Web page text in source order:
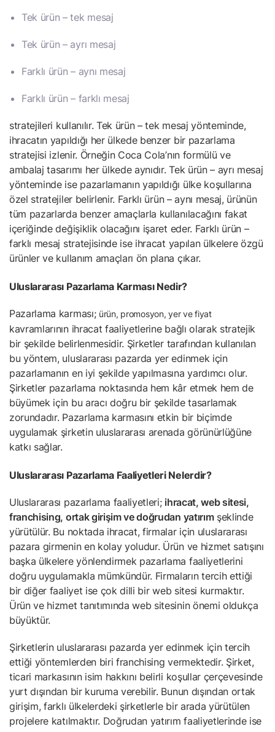
Tek ürün – tek mesaj
Tek ürün – ayrı mesaj
Farklı ürün – aynı mesaj
Farklı ürün – farklı mesaj
stratejileri kullanılır. Tek ürün – tek mesaj yönteminde,
ihracatın yapıldığı her ülkede benzer bir pazarlama
stratejisi izlenir. Örneğin Coca Cola’nın formülü ve
ambalaj tasarımı her ülkede aynıdır. Tek ürün – ayrı mesaj
yönteminde ise pazarlamanın yapıldığı ülke koşullarına
özel stratejiler belirlenir. Farklı ürün – aynı mesaj, ürünün
tüm pazarlarda benzer amaçlarla kullanılacağını fakat
içeriğinde değişiklik olacağını işaret eder. Farklı ürün –
farklı mesaj stratejisinde ise ihracat yapılan ülkelere özgü
ürünler ve kullanım amaçları ön plana çıkar.
Uluslararası Pazarlama Karması Nedir?
Pazarlama karması; ürün, promosyon, yer ve fiyat
kavramlarının ihracat faaliyetlerine bağlı olarak stratejik
bir şekilde belirlenmesidir. Şirketler tarafından kullanılan
bu yöntem, uluslararası pazarda yer edinmek için
pazarlamanın en iyi şekilde yapılmasına yardımcı olur.
Şirketler pazarlama noktasında hem kâr etmek hem de
büyümek için bu aracı doğru bir şekilde tasarlamak
zorundadır. Pazarlama karmasını etkin bir biçimde
uygulamak şirketin uluslararası arenada görünürlüğüne
katkı sağlar.
Uluslararası Pazarlama Faaliyetleri Nelerdir?
Uluslararası pazarlama faaliyetleri; ihracat, web sitesi,
franchising, ortak girişim ve doğrudan yatırımşeklinde
yürütülür. Bu noktada ihracat, firmalar için uluslararası
pazara girmenin en kolay yoludur. Ürün ve hizmet satışını
başka ülkelere yönlendirmek pazarlama faaliyetlerini
doğru uygulamakla mümkündür. Firmaların tercih ettiği
bir diğer faaliyet ise çok dilli bir web sitesi kurmaktır.
Ürün ve hizmet tanıtımında web sitesinin önemi oldukça
büyüktür.
Şirketlerin uluslararası pazarda yer edinmek için tercih
ettiği yöntemlerden biri franchising vermektedir. Şirket,
ticari markasının isim hakkını belirli koşullar çerçevesinde
yurt dışından bir kuruma verebilir. Bunun dışından ortak
girişim, farklı ülkelerdeki şirketlerle bir arada yürütülen
projelere katılmaktır. Doğrudan yatırım faaliyetlerinde ise